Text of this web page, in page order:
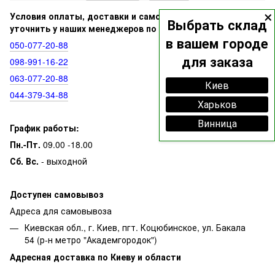
×
Выбрать склад
в вашем городе
для заказа
Киев
Харьков
Винница
Условия оплаты, доставки и самовывоза вы можете
уточнить у наших менеджеров по номерам:
050‑077‑20‑88
098‑991‑16‑22
063‑077‑20‑88
044‑379‑34‑88
График работы:
Пн.-Пт. 09.00 -18.00
Сб. Вс. - выходной
Доступен самовывоз
Адреса для самовывоза
Киевская обл., г. Киев, пгт. Коцюбинское, ул. Бакала
54 (р-н метро "Академгородок")
Адресная доставка по Киеву и области